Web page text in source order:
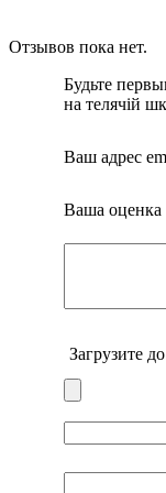
Якщо Ви шукаєте
Ми цінуємо
Купити чохол на
Отзывов пока нет.
Будьте
на телячій
Ваш адрес
Ваша оценка
Загрузите